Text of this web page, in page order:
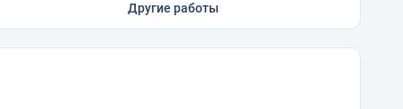
Другие работы